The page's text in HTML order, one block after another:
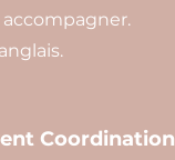
Coordination